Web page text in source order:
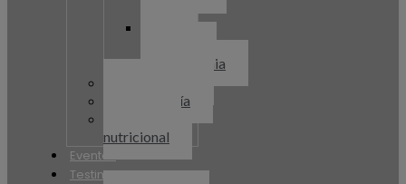
Diatermia
Podología
nutricional
Eventos
Testimonios